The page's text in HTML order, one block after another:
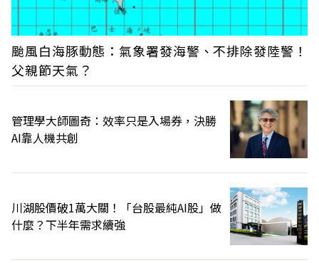
颱風白海豚動態：氣象署發海警、不排除發陸警！
父親節天氣？
管理學大師圖奇：效率只是入場券，決勝
AI靠人機共創
川湖股價破1萬大關！「台股最純AI股」做
什麼？下半年需求續強